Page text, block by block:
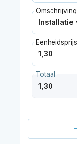
Omschrijving
Eenheidsprijs
Totaal